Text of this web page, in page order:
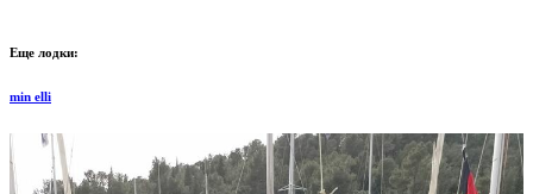
Еще лодки:
min elli